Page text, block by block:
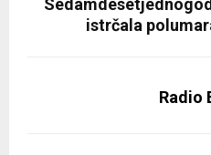
istrčala
Radio